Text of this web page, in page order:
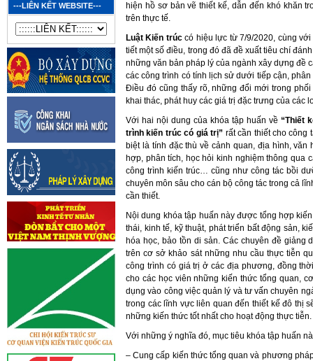
---LIÊN KẾT WEBSITE---
hiện hồ sơ bản vẽ thiết kế, dẫn đến khó khăn
trên thực tế.
Luật Kiến trúccó hiệu lực từ 7/9/2020, cùng
tiết một số điều, trong đó đã đề xuất tiêu chí
những văn bản pháp lý của ngành xây dựng đề
các công trình có tính lịch sử dưới tiếp cận,
Điều đó cũng thấy rõ, những đổi mới trong
khai thác, phát huy các giá trị đặc trưng của các
Với hai nội dung của khóa tập huấn về “Thiết
trình kiến trúc có giá trị” rất cần thiết cho công
biệt là tính đặc thù về cảnh quan, địa hình, văn
hợp, phân tích, học hỏi kinh nghiệm thông qua
công trình kiến trúc… cũng như công tác bồi
chuyên môn sâu cho cán bộ công tác trong cả
cần thiết.
Nội dung khóa tập huấn này được tổng hợp
thái, kinh tế, kỹ thuật, phát triển bất động sản,
hóa học, bảo tồn di sản. Các chuyên đề
trên cơ sở khảo sát những nhu cầu thực tiễn
công trình có giá trị ở các địa phương, đồng
cho các học viên những kiến thức tổng quan,
dụng vào công việc quản lý và tư vấn chuyên
trong các lĩnh vực liên quan đến thiết kế đô thị
những kiến thức tốt nhất cho hoạt động thực tiễn.
Với những ý nghĩa đó, mục tiêu khóa tập huấn
– Cung cấp kiến thức tổng quan và phương